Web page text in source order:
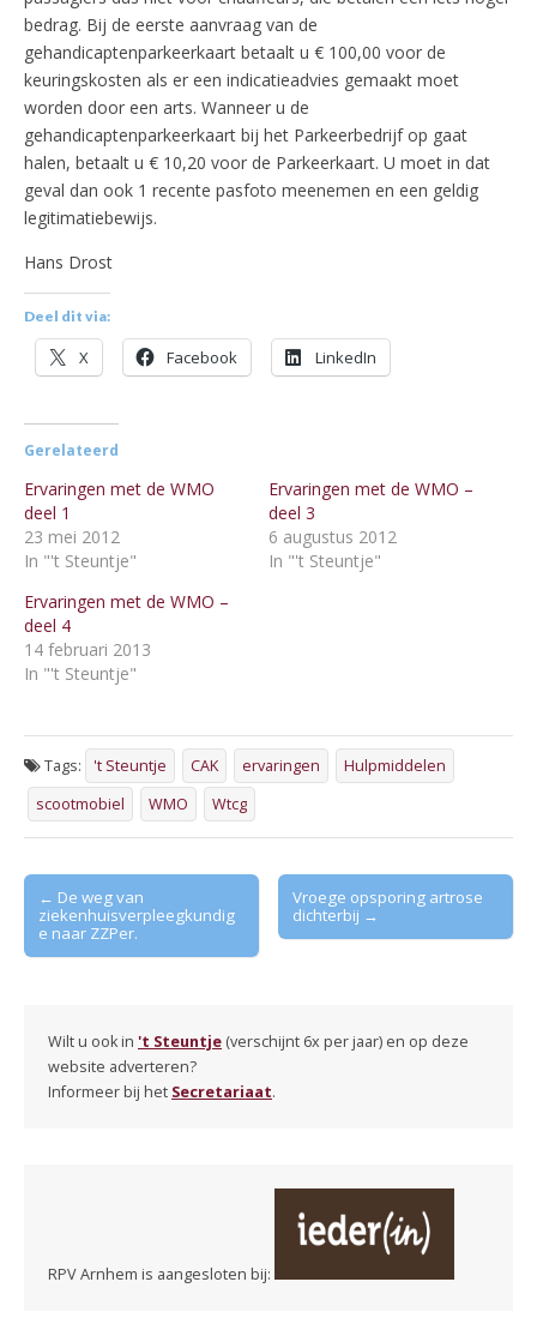
bedrag. Bij de eerste aanvraag van de
gehandicaptenparkeerkaart betaalt u € 100,00 voor de
keuringskosten als er een indicatieadvies gemaakt moet
worden door een arts. Wanneer u de
gehandicaptenparkeerkaart bij het Parkeerbedrijf op gaat
halen, betaalt u € 10,20 voor de Parkeerkaart. U moet in dat
geval dan ook 1 recente pasfoto meenemen en een geldig
legitimatiebewijs.
Hans Drost
Deel dit via:
X Facebook LinkedIn
Gerelateerd
Ervaringen met de WMO
deel 1
23 mei 2012
In "'t Steuntje"
Ervaringen met de WMO –
deel 3
6 augustus 2012
In "'t Steuntje"
Ervaringen met de WMO –
deel 4
14 februari 2013
In "'t Steuntje"
Tags: 't Steuntje CAK ervaringen
Hulpmiddelen
scootmobiel
WMO Wtcg
Post
navigation
← De weg van
ziekenhuisverpleegkundig
e naar ZZPer.
Vroege opsporing artrose
dichterbij →
Wilt u ook in 't Steuntje (verschijnt 6x per jaar) en op deze
website adverteren?
Informeer bij het Secretariaat.
RPV Arnhem is aangesloten bij: